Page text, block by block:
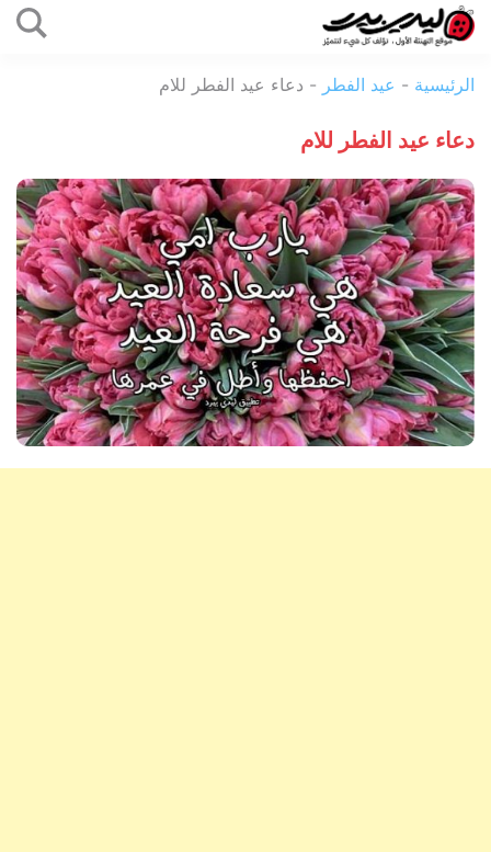
المحتوى
بيرد
الرئيسية - عيد الفطر - دعاء عيد الفطر للام
دعاء عيد الفطر للام